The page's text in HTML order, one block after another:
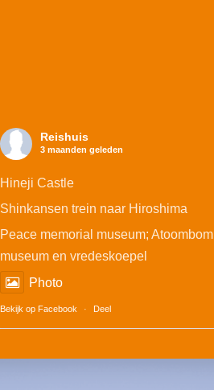
Reishuis
3 maanden geleden
Hineji Castle
Shinkansen trein naar Hiroshima
Peace memorial museum; Atoombom
museum en vredeskoepel
Photo
Bekijk op Facebook · Deel